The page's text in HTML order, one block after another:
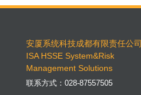
安厦系统科技成都有限责任公司
ISA HSSE System&Risk
Management Solutions
联系方式： 028-87557505